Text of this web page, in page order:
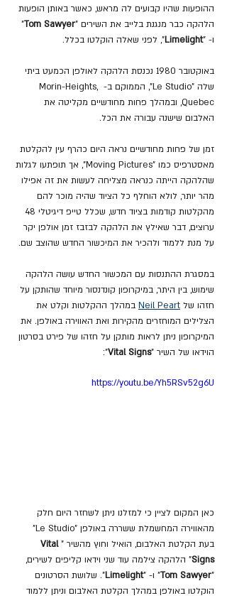
ההופעות שהיו קבועים לה מראש, כאשר באותן הופעות
הלהקה כבר מנגנת בלייב את השירים "Tom Sawyer
"
ו- "Limelight", לפני שאלה הוקלטו בכלל.
באוקטובר 1980 נכנסת הלהקה לאולפן הכמעט ביתי
שלה "Le Studio", הממוקם ב- Morin-Heights,
Quebec, ובמהלך פחות מחודשיים מקליטה את
האלבום שישנה עבורה את הכל.
זמן של פחות מחודשיים נראה היום כהרף עין להקלטת
מאסטרפיס כמו "Moving Pictures", אך תופתעו לגלות
שהלהקה הייתה כנראה מצליחה לעשות את זה אפילו
מהר יותר, לולא הוחלף כל הציוד שהיה מוכר להם
ערוצים, דבר שאילץ את הלהקה לבזבז זמן אולפן יקר
על מנת ללמוד ולהכיר את המיכשור החדש שהוצב שם.
במסגרת ההתנסות עם המכשור החדש עושה הלהקה
שימוש, בין היתר, במיקרופון קונדנסור מיוחד שהותקן על
חזהו של Neil Peart במהלך ההקלטות וקלט את
הצלילים המוחזרים מהקירות ואת האווירה באולפן. את
המיקרופון ניתן לראות מותקן על חזהו של פירט בסרטון
הוידאו של השיר "Vital Signs
":
https://youtu.be/Yh5RSv52g6U
כאן המקום לציין כי למזלנו ניתן לשחזר היום חלק
מהאווירה המחשמלת ששררה באולפן "Le Studio"
בעת הקלטת האלבום, הואיל וחוץ מהשיר "Vital
Signs" הלהקה צילמה עוד שני וידאו קליפים לשירים,
"
Tom Sawyer" ו- "Limelight". שלושת הסרטונים
הוקלטו באולפן במהלך הקלטת האלבום וניתן ללמוד